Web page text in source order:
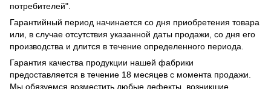
потребителей".
Гарантийный период начинается со дня приобретения товара
или, в случае отсутствия указанной даты продажи, со дня его
производства и длится в течение определенного периода.
Гарантия качества продукции нашей фабрики
предоставляется в течение 18 месяцев с момента продажи.
Мы обязуемся возместить любые дефекты, возникшие